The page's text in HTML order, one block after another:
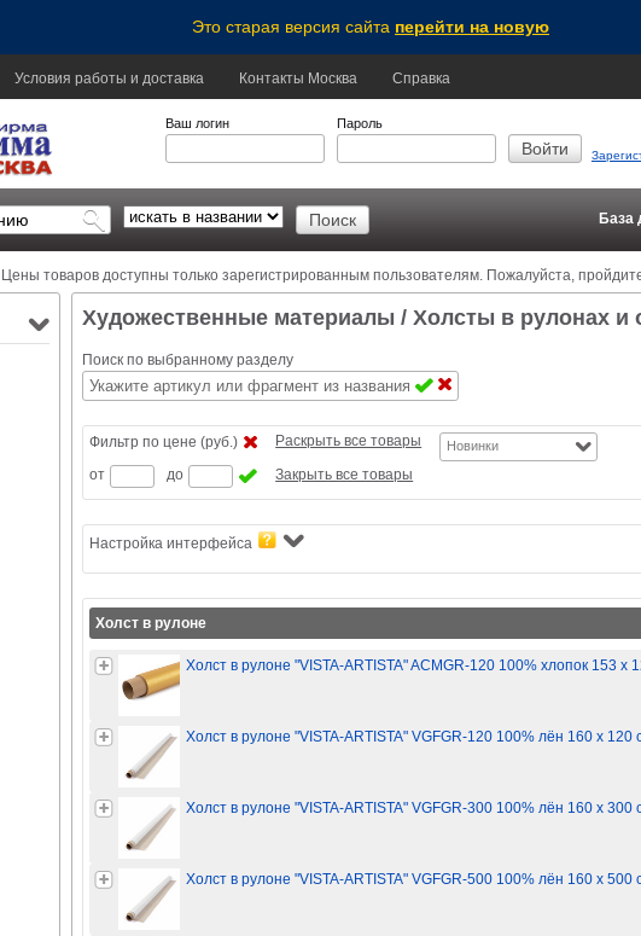
Это старая версия сайта перейти на новую
Условия работы и доставка Контакты Москва Справка
Ваш логин Пароль
База
Цены товаров доступны только зарегистрированным пользователям. Пожалуйста,
Художественные материалы / Холсты в рулонах и
Поиск по выбранному разделу
Фильтр по цене (руб.)
от
до
Раскрыть все товары
Закрыть все товары
Новинки
Настройка интерфейса
Холст в рулоне
Холст в рулоне "VISTA-ARTISTA" ACMGR-120 100% хлопок 153 х
Холст в рулоне "VISTA-ARTISTA" VGFGR-120 100% лён 160 х 120
Холст в рулоне "VISTA-ARTISTA" VGFGR-300 100% лён 160 х 300
Холст в рулоне "VISTA-ARTISTA" VGFGR-500 100% лён 160 х 500